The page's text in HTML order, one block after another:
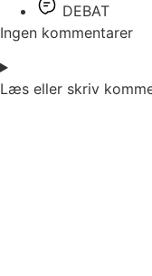
DEBAT
Ingen kommentarer
Læs eller skriv